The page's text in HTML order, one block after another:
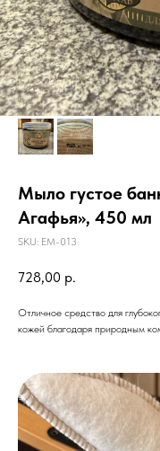
Мыло густое
Агафья», 450 мл
SKU: EM-013
728,00 р.
Отличное средство для
кожей благодаря природным